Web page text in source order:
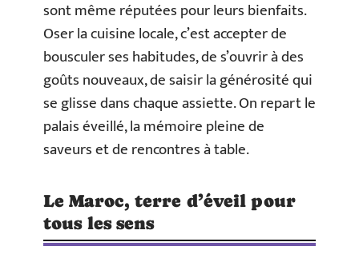
sont même réputées pour leurs bienfaits.
Oser la cuisine locale, c’est accepter de
bousculer ses habitudes, de s’ouvrir à des
goûts nouveaux, de saisir la générosité qui
se glisse dans chaque assiette. On repart le
palais éveillé, la mémoire pleine de
saveurs et de rencontres à table.
Le Maroc, terre d’éveil pour
tous les sens